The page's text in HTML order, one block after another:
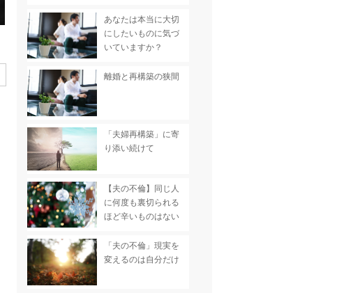
あなたは本当に大切
にしたいものに気づ
いていますか？
離婚と再構築の狭間
「夫婦再構築」に寄
り添い続けて
【夫の不倫】同じ人
に何度も裏切られる
ほど辛いものはない
「夫の不倫」現実を
変えるのは自分だけ